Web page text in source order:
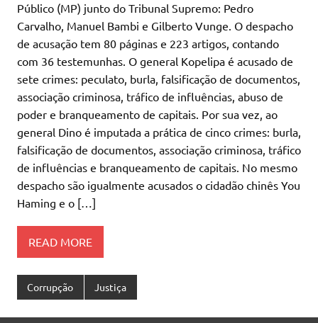
Público (MP) junto do Tribunal Supremo: Pedro
Carvalho, Manuel Bambi e Gilberto Vunge. O despacho
de acusação tem 80 páginas e 223 artigos, contando
com 36 testemunhas. O general Kopelipa é acusado de
sete crimes: peculato, burla, falsificação de documentos,
associação criminosa, tráfico de influências, abuso de
poder e branqueamento de capitais. Por sua vez, ao
general Dino é imputada a prática de cinco crimes: burla,
falsificação de documentos, associação criminosa, tráfico
de influências e branqueamento de capitais. No mesmo
despacho são igualmente acusados o cidadão chinês You
Haming e o […]
READ MORE
Corrupção Justiça